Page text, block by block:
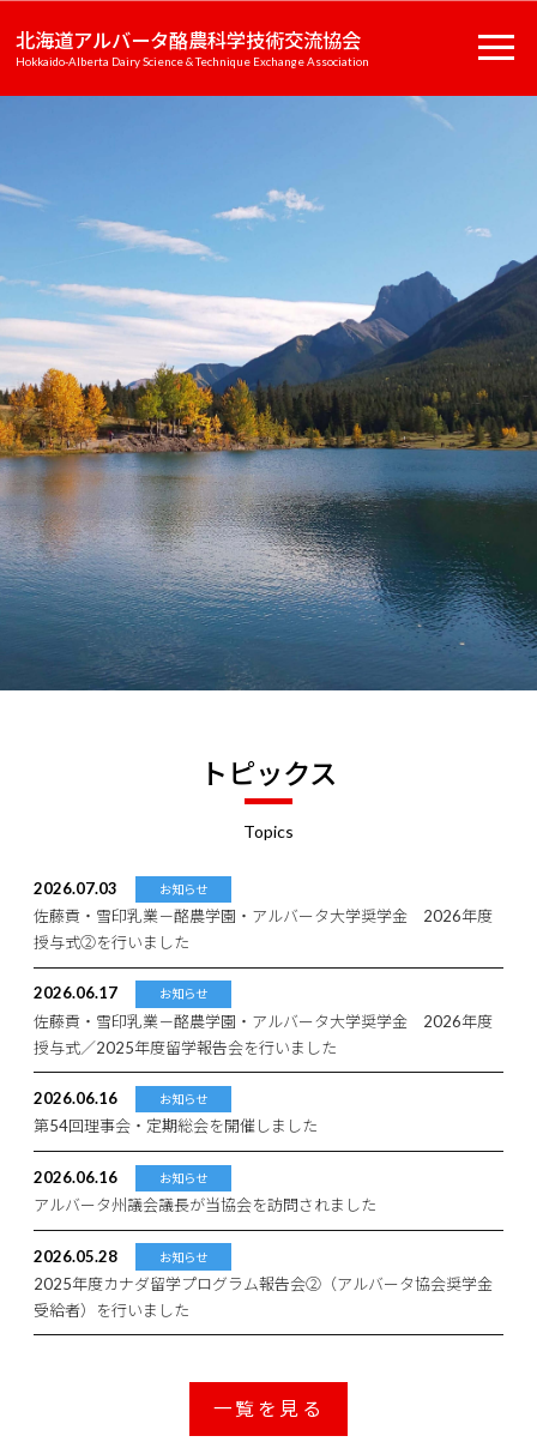
北海道アルバータ酪農科学技術交流協会
Hokkaido-Alberta Dairy Science & Technique Exchange Association
トピックス
Topics
2026.07.03 お知らせ
佐藤貢・雪印乳業－酪農学園・アルバータ大学奨学金 2026年度
授与式②を行いました
2026.06.17 お知らせ
佐藤貢・雪印乳業－酪農学園・アルバータ大学奨学金 2026年度
授与式／2025年度留学報告会を行いました
2026.06.16 お知らせ
第54回理事会・定期総会を開催しました
2026.06.16 お知らせ
アルバータ州議会議長が当協会を訪問されました
2026.05.28 お知らせ
2025年度カナダ留学プログラム報告会②（アルバータ協会奨学金
受給者）を行いました
一覧を見る